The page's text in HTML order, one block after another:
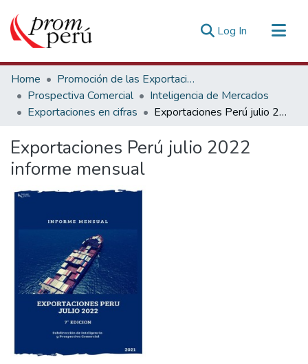
Log In (current)
Communities & Collections
All of DSpace
Statistics
Home
Promoción de las Exportaciones
Prospectiva Comercial
Inteligencia de Mercados
Exportaciones en cifras
Exportaciones Perú julio 2022 informe mensual
Exportaciones Perú julio 2022
informe mensual